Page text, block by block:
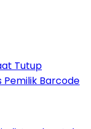
Tutup
Pemilik Barcode